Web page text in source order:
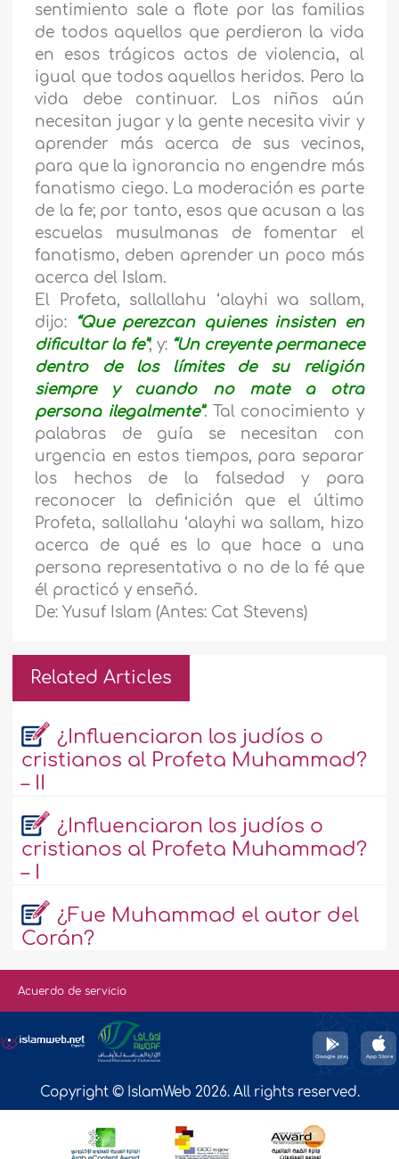
sentimiento sale a flote por las familias
de todos aquellos que perdieron la vida
en esos trágicos actos de violencia, al
igual que todos aquellos heridos. Pero la
vida debe continuar. Los niños aún
necesitan jugar y la gente necesita vivir y
aprender más acerca de sus vecinos,
para que la ignorancia no engendre más
fanatismo ciego. La moderación es parte
de la fe; por tanto, esos que acusan a las
escuelas musulmanas de fomentar el
fanatismo, deben aprender un poco más
acerca del Islam.
El Profeta, sallallahu ‘alayhi wa sallam,
dijo:
“Que perezcan quienes insisten en
dificultar la fe”; y: “Un creyente permanece
dentro de los límites de su religión
siempre y cuando no mate a otra
persona ilegalmente”. Tal conocimiento y
palabras de guía se necesitan con
urgencia en estos tiempos, para separar
los hechos de la falsedad y para
reconocer la definición que el último
Profeta, sallallahu ‘alayhi wa sallam, hizo
acerca de qué es lo que hace a una
persona representativa o no de la fé que
él practicó y enseñó.
De: Yusuf Islam (Antes: Cat Stevens)
Related Articles
¿Influenciaron los judíos o
cristianos al Profeta Muhammad?
– II
¿Influenciaron los judíos o
cristianos al Profeta Muhammad?
– I
¿Fue Muhammad el autor del
Corán?
Acuerdo de servicio
Copyright © IslamWeb 2026. All rights reserved.